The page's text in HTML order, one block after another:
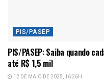
PIS/PASEP
PIS/PASEP: Saiba quando
até R$ 1,5 mil
12 DE MAIO DE 2025, 16:26H